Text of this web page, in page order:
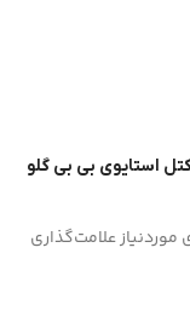
استایوی بی بی گلو
علامت‌گذاری